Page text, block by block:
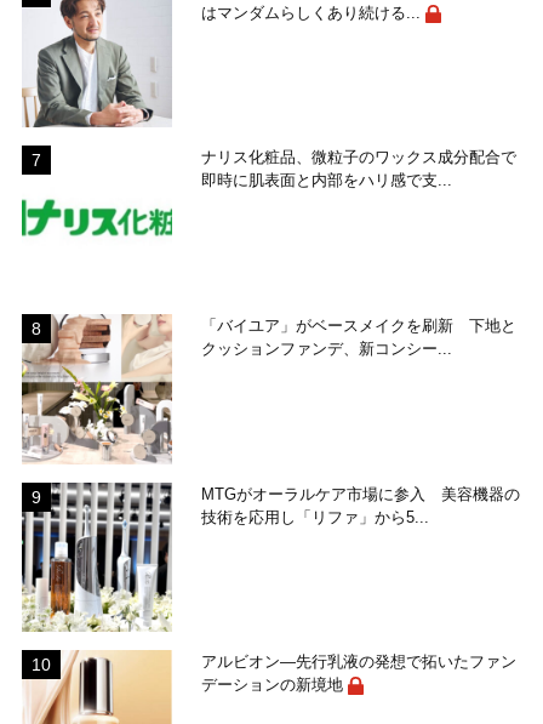
はマンダムらしくあり続ける...
ナリス化粧品、微粒子のワックス成分配合で
即時に肌表面と内部をハリ感で支...
「バイユア」がベースメイクを刷新 下地と
クッションファンデ、新コンシー...
MTGがオーラルケア市場に参入 美容機器の
技術を応用し「リファ」から5...
アルビオン―先行乳液の発想で拓いたファン
デーションの新境地